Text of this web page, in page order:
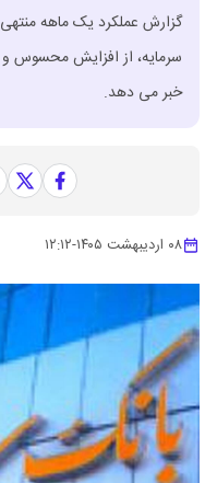
سرمایه، از افزایش محسوس و
خبر می دهد.
۰۸ اردیبهشت ۱۴۰۵ -۱۲:۱۲